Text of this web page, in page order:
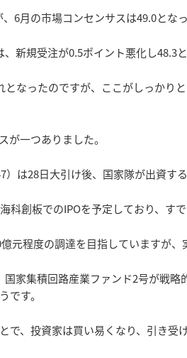
6月の市場コンセンサスは49.0とな
新規受注が0.5ポイント悪化し48.3と
となったのですが、ここがしっかり
が一つありました。
）は28日大引け後、国家隊が出資す
科創板でのIPOを予定しており、す
元程度の調達を目指していますが
国家集積回路産業ファンド2号が戦
です。
で、投資家は買い易くなり、引き受